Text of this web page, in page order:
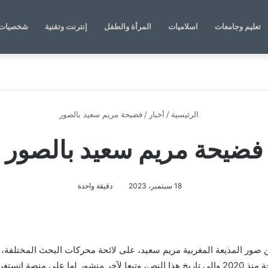
تعليم وجامعات اسلاميات المرأة والطفل إنترنت وتقنية شخصيات
الرئيسية / أخبار / فضيحة مريم سعيد بالصور
فضيحة مريم سعيد بالصور
18 سبتمبر، 2023 دقيقة واحدة
المذيعة المغربية مريم سعيد، على لائحة محركات البحث
على فيسبوك، عن ما هو سبب اختفاء الإعلامية المعروفة عن الساحة منذ 2020 والى تاريخ هذا